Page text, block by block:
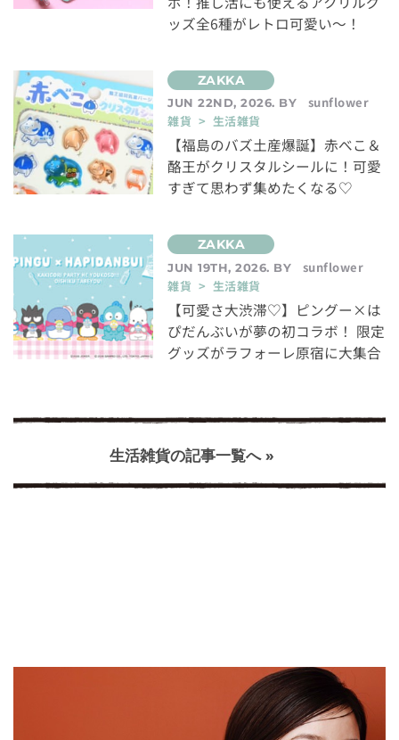
ッズ全6種がレトロ可愛い～！
JUN 22ND, 2026. BY
sunflower
雑貨 > 生活雑貨
【福島のバズ土産爆誕】赤べこ＆
酪王がクリスタルシールに！可愛
すぎて思わず集めたくなる♡
JUN 19TH, 2026. BY
sunflower
雑貨 > 生活雑貨
【可愛さ大渋滞♡】ピングー×は
ぴだんぶいが夢の初コラボ！ 限定
グッズがラフォーレ原宿に大集合
生活雑貨の記事一覧へ »